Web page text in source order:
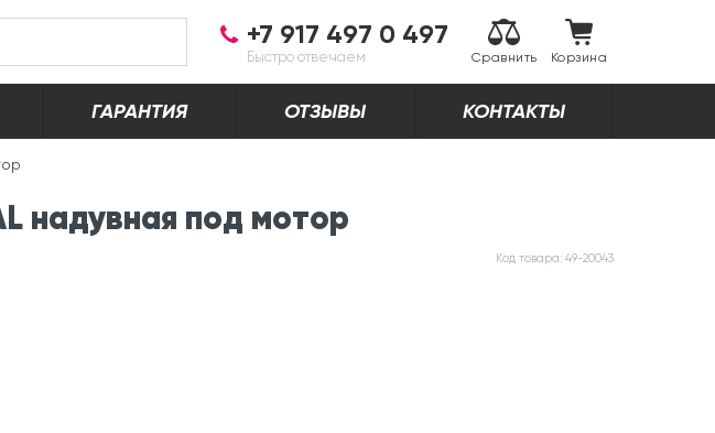
+7 917 497 0 497
Быстро отвечаем Сравнить Корзина
ГАРАНТИЯ ОТЗЫВЫ КОНТАКТЫ
надувная под мотор
Код товара: 49-20043